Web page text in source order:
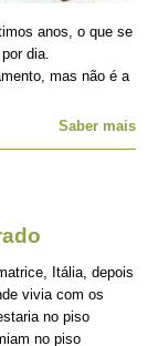
anos, o que se
dia.
mas não é a
Saber mais
Itália, depois
vivia com os
no piso
no piso